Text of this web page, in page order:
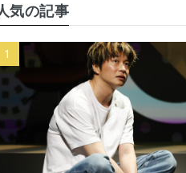
気の記事